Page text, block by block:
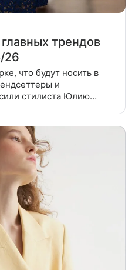
трендов
26
что будут носить в
и
стилиста Юлию